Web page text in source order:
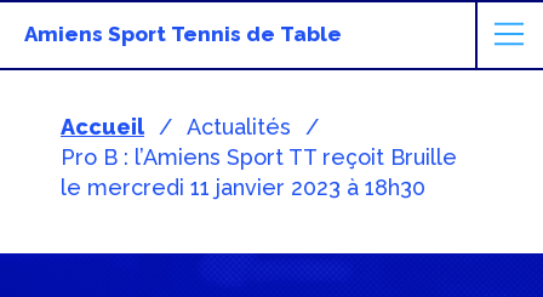
Amiens Sport Tennis de Table
Accueil
Actualités
Pro B : l’Amiens Sport TT reçoit Bruille
le mercredi 11 janvier 2023 à 18h30